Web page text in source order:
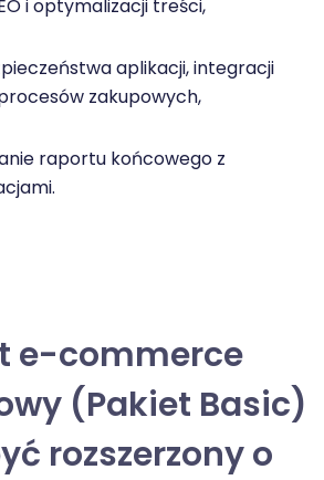
i optymalizacji treści,
aplikacji, integracji
zakupowych,
raportu końcowego z
e-commerce
(Pakiet Basic)
rozszerzony o